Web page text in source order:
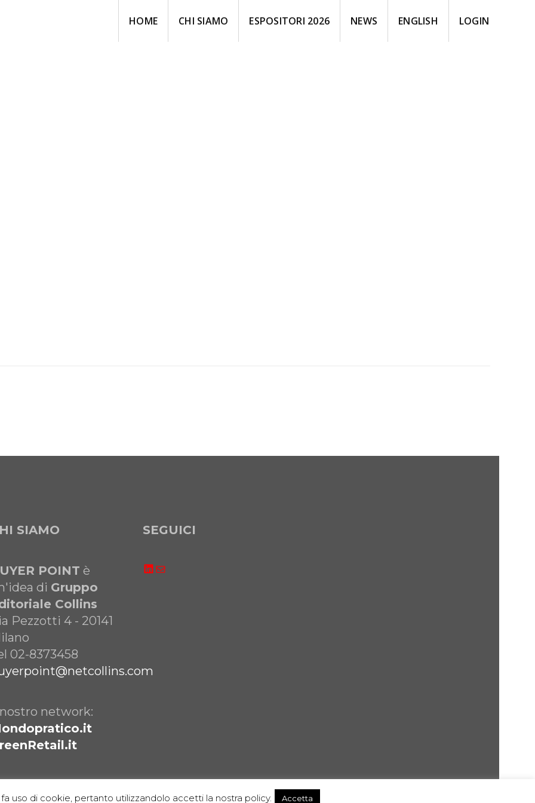
HOME CHI SIAMO ESPOSITORI 2026 NEWS ENGLISH LOGIN
SIAMO
POINT è
di Gruppo
Collins
Pezzotti 4 - 20141
02-8373458
network:
SEGUICI
uso di cookie, pertanto utilizzandolo accetti la nostra policy. Accetta